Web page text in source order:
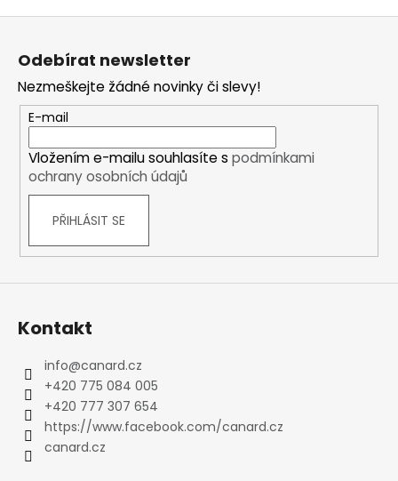
Z
Odebírat newsletter
Nezmeškejte žádné novinky či slevy!
E-mail
Vložením e-mailu souhlasíte s podmínkami
ochrany osobních údajů
PŘIHLÁSIT SE
Kontakt
info@canard.cz
+420 775 084 005
+420 777 307 654
https://www.facebook.com/canard.cz
canard.cz